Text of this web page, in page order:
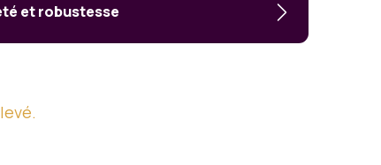
et robustesse